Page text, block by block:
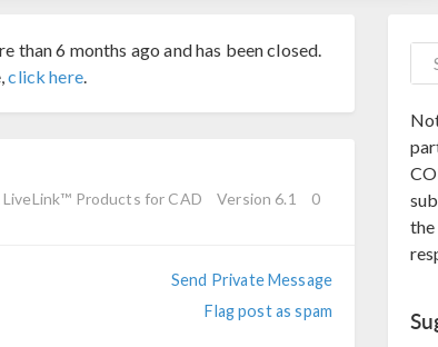
than 6 months ago and has been closed.
click here.
Products for CAD Version 6.1
0
Send Private Message
Flag post as spam
the